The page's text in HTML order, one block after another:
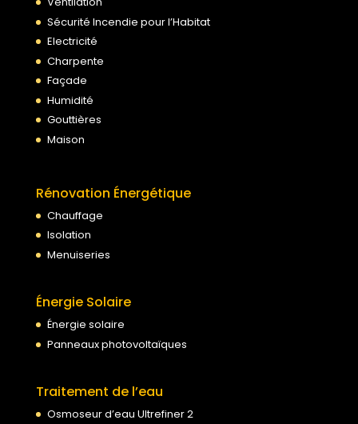
Sécurité Incendie pour l’Habitat
Electricité
Charpente
Façade
Humidité
Gouttières
Maison
Rénovation Énergétique
Chauffage
Isolation
Menuiseries
Énergie Solaire
Énergie solaire
Panneaux photovoltaïques
Traitement de l’eau
Osmoseur d’eau Ultrefiner 2